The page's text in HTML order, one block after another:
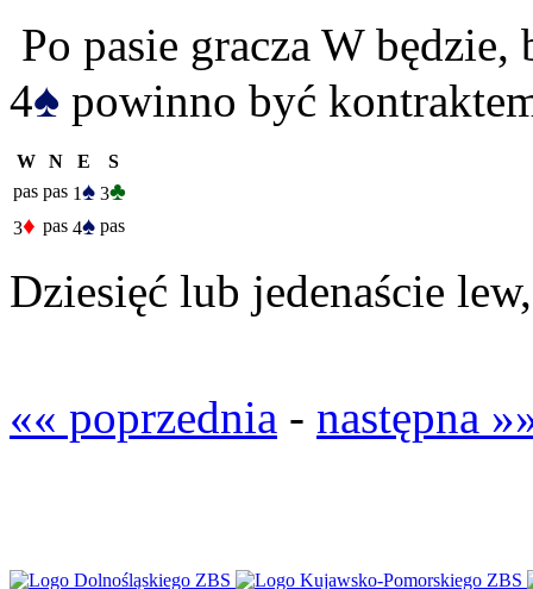
Po pasie gracza W
4♠ powinno być
W N E
S
pas pas 1♠ 3♣
3♦ pas 4♠ pas
Dziesięć lub jedenaście
«« poprzednia - następna